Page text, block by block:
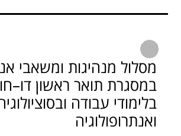
מסלול מנהיגות ומשאבי
במסגרת תואר ראשון
בלימודי עבודה
ואנתרופולוגיה